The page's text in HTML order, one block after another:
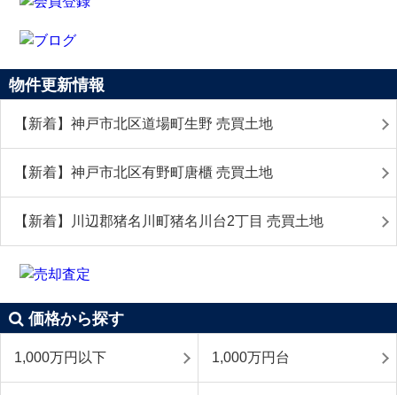
物件更新情報
【新着】神戸市北区道場町生野 売買土地
【新着】神戸市北区有野町唐櫃 売買土地
【新着】川辺郡猪名川町猪名川台2丁目 売買土地
価格から探す
1,000万円以下 1,000万円台